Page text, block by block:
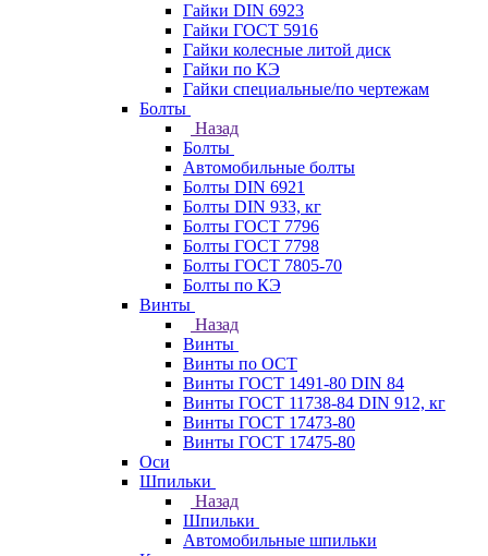
Гайки DIN 6923
Гайки ГОСТ 5916
Гайки колесные литой диск
Гайки по КЭ
Гайки специальные/по чертежам
Болты
Назад
Болты
Автомобильные болты
Болты DIN 6921
Болты DIN 933, кг
Болты ГОСТ 7796
Болты ГОСТ 7798
Болты ГОСТ 7805-70
Болты по КЭ
Винты
Назад
Винты
Винты по ОСТ
Винты ГОСТ 1491-80 DIN 84
Винты ГОСТ 11738-84 DIN 912, кг
Винты ГОСТ 17473-80
Винты ГОСТ 17475-80
Оси
Шпильки
Назад
Шпильки
Автомобильные шпильки